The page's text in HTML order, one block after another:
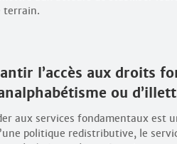
terrain.
l’accès aux droits
ou
aux services fondamentaux
politique redistributive, le